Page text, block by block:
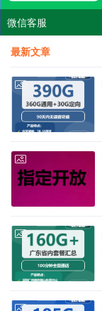
微信客服
最新文章